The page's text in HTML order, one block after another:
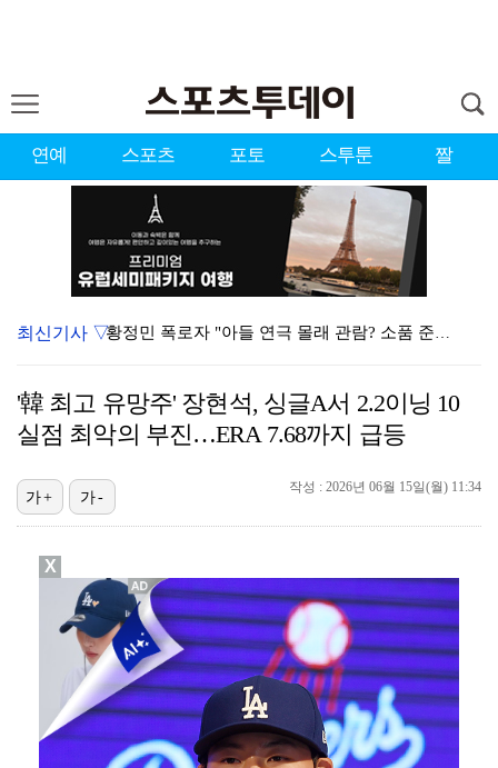
연예 스포츠 포토 스투툰 짤
황정민 폭로자 "아들 연극 몰래 관람? 소품 준비 돕고…
10주년인데 40명뿐?…블랙핑크 행사 공지에 팬심 폭발…
박지훈, 9월 잠실실내체육관서 앙코르 콘서트 개최
"기분 맞춰주려고" 축구협회, 외국인 심판 성접대 의혹…
'나솔' 24기 옥순, 출연료 미지급 폭로 "1년 넘게…
'폭염 영향' 프로야구, 9일까지 리그 중단 결정…11…
대한축구협회, 외국인 심판 7차례 성접대 의혹…이 기간…
최신기사 ▽
'韓 최고 유망주' 장현석, 싱글A서 2.2이닝 10
실점 최악의 부진…ERA 7.68까지 급등
작성 : 2026년 06월 15일(월) 11:34
가+ 가-
X